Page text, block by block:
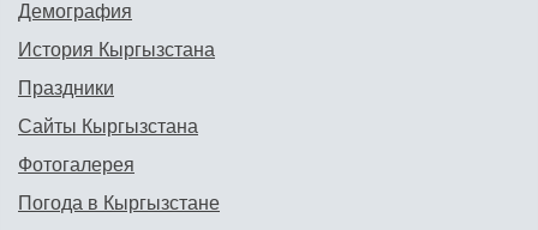
Демография
История Кыргызстана
Праздники
Сайты Кыргызстана
Фотогалерея
Погода в Кыргызстане